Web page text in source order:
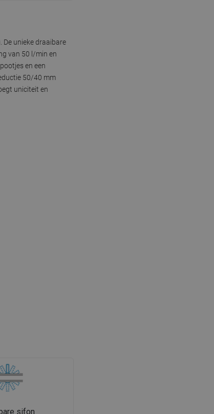
De unieke draaibare
van 50 l/min en
en een
50/40 mm
uniciteit en
sifon